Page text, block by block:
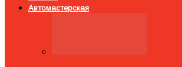
Автомастерская